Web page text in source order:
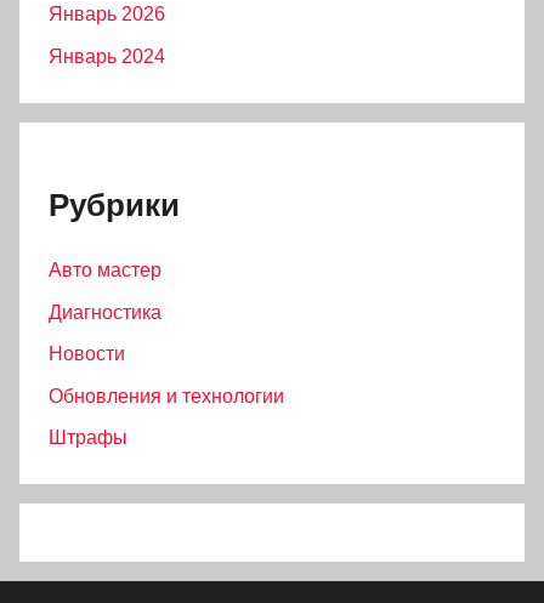
Январь 2026
Январь 2024
Рубрики
Авто мастер
Диагностика
Новости
Обновления и технологии
Штрафы